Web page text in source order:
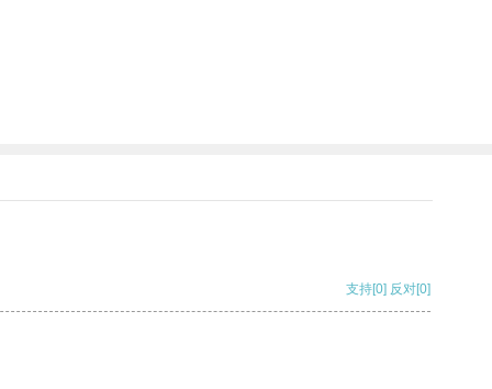
支持[0] 反对[0]